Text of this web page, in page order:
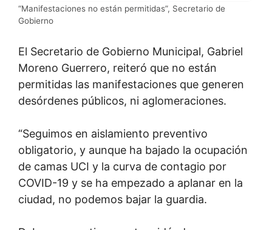
“Manifestaciones no están permitidas”, Secretario de
Gobierno
El Secretario de Gobierno Municipal, Gabriel
Moreno Guerrero, reiteró que no están
permitidas las manifestaciones que generen
desórdenes públicos, ni aglomeraciones.
“Seguimos en aislamiento preventivo
obligatorio, y aunque ha bajado la ocupación
de camas UCI y la curva de contagio por
COVID-19 y se ha empezado a aplanar en la
ciudad, no podemos bajar la guardia.